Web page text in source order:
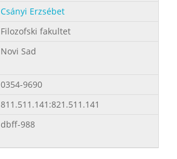
Csányi Erzsébet
Filozofski fakultet
Novi Sad
0354-9690
811.511.141:821.511.141
dbff-988